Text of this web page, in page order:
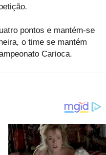
pontos e mantém-se
o time se mantém
Carioca.